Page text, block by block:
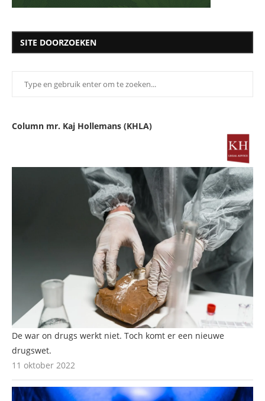
SITE DOORZOEKEN
Column mr. Kaj Hollemans (KHLA)
De war on drugs werkt niet. Toch komt er een nieuwe
drugswet.
11 oktober 2022